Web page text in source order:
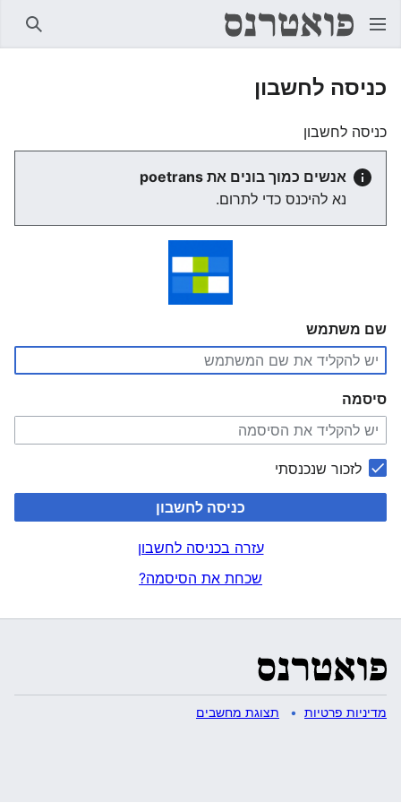
כניסה לחשבון
כניסה לחשבון
אנשים כמוך בונים את poetrans
נא להיכנס כדי לתרום.
שם משתמש
סיסמה
לזכור שנכנסתי
כניסה לחשבון
עזרה בכניסה לחשבון
שכחת את הסיסמה?
מדיניות פרטיות תצוגת מחשבים